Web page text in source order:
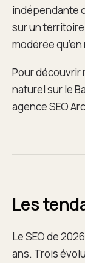
indépendante
sur un
modérée
Pour
naturel sur le
agence SEO
Les
Le SEO de
ans. Trois